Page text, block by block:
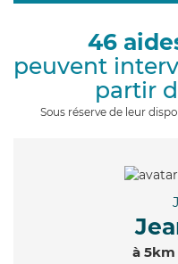
46
peuvent
partir
Sous réserve de leur
à 5km